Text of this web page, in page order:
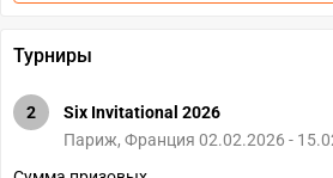
Турниры
2
Six Invitational 2026
Париж, Франция 02.02.2026 -